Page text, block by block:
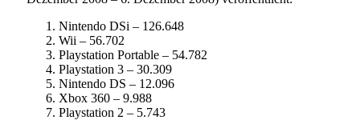
Nintendo DSi – 126.648
Wii – 56.702
Playstation Portable – 54.782
Playstation 3 – 30.309
Nintendo DS – 12.096
Xbox 360 – 9.988
Playstation 2 – 5.743